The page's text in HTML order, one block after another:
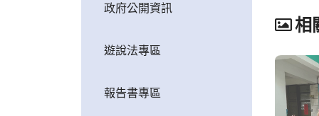
政府公開資訊
遊說法專區
報告書專區
相